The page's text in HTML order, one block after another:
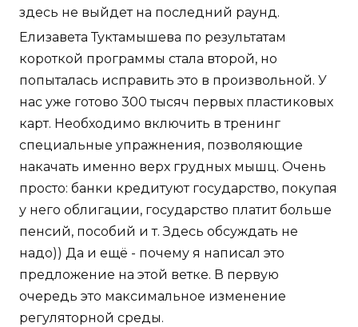
здесь не выйдет на последний раунд.
Елизавета Туктамышева по результатам
короткой программы стала второй, но
попыталась исправить это в произвольной. У
нас уже готово 300 тысяч первых пластиковых
карт. Необходимо включить в тренинг
специальные упражнения, позволяющие
накачать именно верх грудных мышц. Очень
просто: банки кредитуют государство, покупая
у него облигации, государство платит больше
пенсий, пособий и т. Здесь обсуждать не
надо)) Да и ещё - почему я написал это
предложение на этой ветке. В первую
очередь это максимальное изменение
регуляторной среды.